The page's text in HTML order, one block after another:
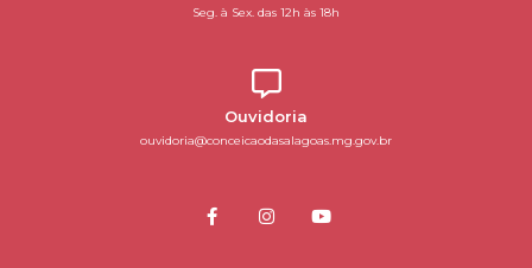
Seg. à Sex. das 12h às 18h
Ouvidoria
ouvidoria@conceicaodasalagoas.mg.gov.br